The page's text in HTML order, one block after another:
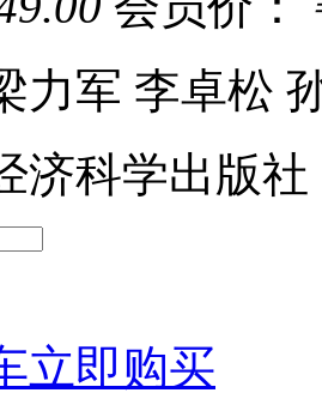
军 李卓松
济科学出版社
立即购买